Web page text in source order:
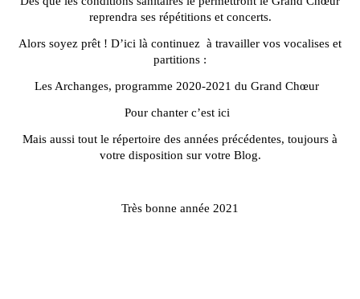
reprendra ses répétitions et concerts.
Alors soyez prêt ! D’ici là continuez à travailler vos vocalises et
partitions :
Les Archanges, programme 2020-2021 du Grand Chœur
Pour chanter c’est ici
Mais aussi tout le répertoire des années précédentes, toujours à
votre disposition sur votre Blog.
Très bonne année 2021